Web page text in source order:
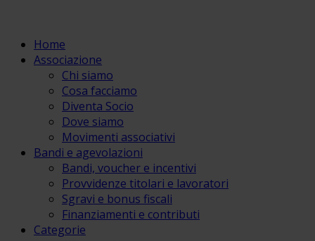
Home
Associazione
Chi siamo
Cosa facciamo
Diventa Socio
Dove siamo
Movimenti associativi
Bandi e agevolazioni
Bandi, voucher e incentivi
Provvidenze titolari e lavoratori
Sgravi e bonus fiscali
Finanziamenti e contributi
Categorie